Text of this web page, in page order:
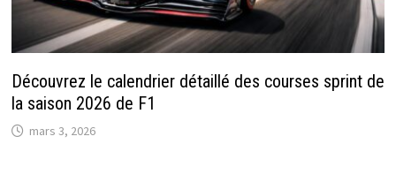
Découvrez le calendrier détaillé des courses sprint de
la saison 2026 de F1
mars 3, 2026